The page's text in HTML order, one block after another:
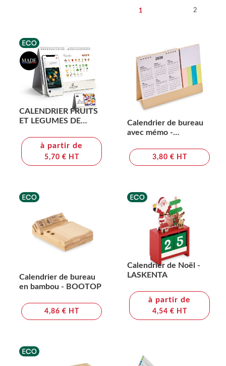
1 2
CALENDRIER FRUITS
ET LEGUMES DE
à partir de
5,70 € HT
Calendrier de bureau
avec mémo -
3,80 € HT
Calendrier de bureau
en bambou - BOOTOP
4,86 € HT
Calendrier de Noël -
LASKENTA
à partir de
4,54 € HT